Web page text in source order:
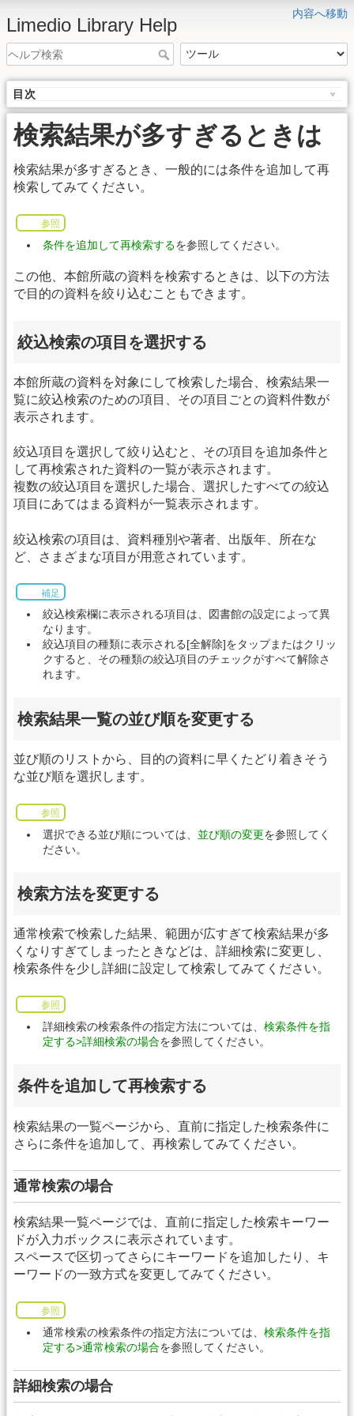
内容へ移動
Limedio Library Help
目次
検索結果が多すぎるときは
検索結果が多すぎるとき、一般的には条件を追加して再
検索してみてください。
参照
条件を追加して再検索するを参照してください。
この他、本館所蔵の資料を検索するときは、以下の方法
で目的の資料を絞り込むこともできます。
絞込検索の項目を選択する
本館所蔵の資料を対象にして検索した場合、検索結果一
覧に絞込検索のための項目、その項目ごとの資料件数が
表示されます。
絞込項目を選択して絞り込むと、その項目を追加条件と
して再検索された資料の一覧が表示されます。
複数の絞込項目を選択した場合、選択したすべての絞込
項目にあてはまる資料が一覧表示されます。
絞込検索の項目は、資料種別や著者、出版年、所在な
ど、さまざまな項目が用意されています。
補足
絞込検索欄に表示される項目は、図書館の設定によって異
なります。
絞込項目の種類に表示される[全解除]をタップまたはクリッ
クすると、その種類の絞込項目のチェックがすべて解除さ
れます。
検索結果一覧の並び順を変更する
並び順のリストから、目的の資料に早くたどり着きそう
な並び順を選択します。
参照
選択できる並び順については、 並び順の変更を参照してく
ださい。
検索方法を変更する
通常検索で検索した結果、範囲が広すぎて検索結果が多
くなりすぎてしまったときなどは、詳細検索に変更し、
検索条件を少し詳細に設定して検索してみてください。
参照
詳細検索の検索条件の指定方法については、 検索条件を指
定する>詳細検索の場合を参照してください。
条件を追加して再検索する
検索結果の一覧ページから、直前に指定した検索条件に
さらに条件を追加して、再検索してみてください。
通常検索の場合
検索結果一覧ページでは、直前に指定した検索キーワー
ドが入力ボックスに表示されています。
スペースで区切ってさらにキーワードを追加したり、キ
ーワードの一致方式を変更してみてください。
参照
通常検索の検索条件の指定方法については、 検索条件を指
定する>通常検索の場合を参照してください。
詳細検索の場合